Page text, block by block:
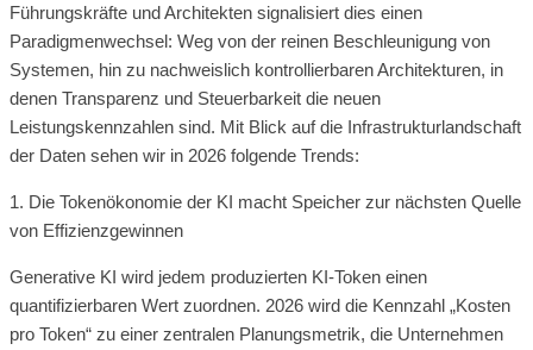
Führungskräfte und Architekten signalisiert dies einen
Paradigmenwechsel: Weg von der reinen Beschleunigung von
Systemen, hin zu nachweislich kontrollierbaren Architekturen, in
denen Transparenz und Steuerbarkeit die neuen
Leistungskennzahlen sind. Mit Blick auf die Infrastrukturlandschaft
der Daten sehen wir in 2026 folgende Trends:
1. Die Tokenökonomie der KI macht Speicher zur nächsten Quelle
von Effizienzgewinnen
Generative KI wird jedem produzierten KI-Token einen
quantifizierbaren Wert zuordnen. 2026 wird die Kennzahl „Kosten
pro Token“ zu einer zentralen Planungsmetrik, die Unternehmen